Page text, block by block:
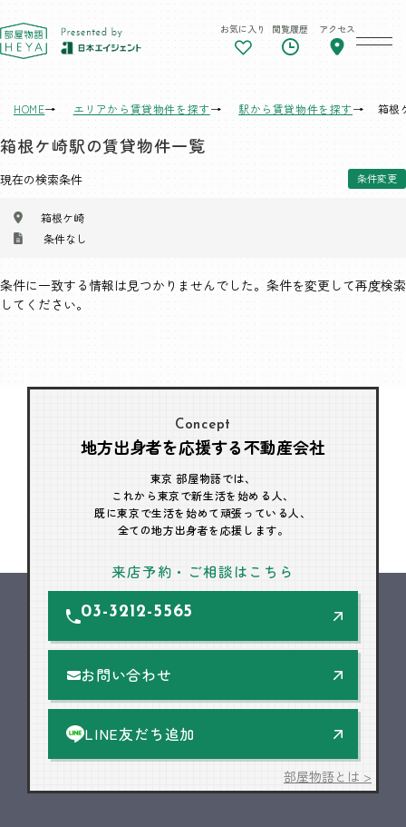
東京 部屋物語 お気に入り 閲覧履歴 アクセス
HOME エリアから賃貸物件を探す 駅から賃貸物件を探す 箱根
箱根ケ崎駅の賃貸物件一覧
現在の検索条件 条件変更
箱根ケ崎
条件なし
条件に一致する情報は見つかりませんでした。条件を変更して再度検索
してください。
Concept
地方出身者を応援する不動産会社
東京 部屋物語では、
これから東京で新生活を始める人、
既に東京で生活を始めて頑張っている人、
全ての地方出身者を応援します。
来店予約・ご相談はこちら
03-3212-5565
お問い合わせ
LINE友だち追加
部屋物語とは >